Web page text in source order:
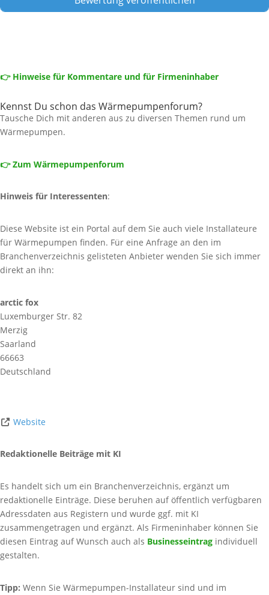
👉 Hinweise für Kommentare und für Firmeninhaber
Kennst Du schon das Wärmepumpenforum?
Tausche Dich mit anderen aus zu diversen Themen rund um
Wärmepumpen.
👉 Zum Wärmepumpenforum
Hinweis für Interessenten:
Diese Website ist ein Portal auf dem Sie auch viele Installateure
für Wärmepumpen finden. Für eine Anfrage an den im
Branchenverzeichnis gelisteten Anbieter wenden Sie sich immer
direkt an ihn:
arctic fox
Luxemburger Str. 82
Merzig
Saarland
66663
Deutschland
Website
Redaktionelle Beiträge mit KI
Es handelt sich um ein Branchenverzeichnis, ergänzt um
redaktionelle Einträge. Diese beruhen auf öffentlich verfügbaren
Adressdaten aus Registern und wurde ggf. mit KI
zusammengetragen und ergänzt. Als Firmeninhaber können Sie
diesen Eintrag auf Wunsch auch als Businesseintrag individuell
gestalten.
Tipp: Wenn Sie Wärmepumpen-Installateur sind und im